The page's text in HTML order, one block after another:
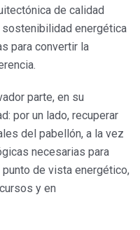
de calidad
sostenibilidad energética
para convertir la
parte, en su
por un lado, recuperar
del pabellón, a la vez
necesarias para
de vista energético,
y en